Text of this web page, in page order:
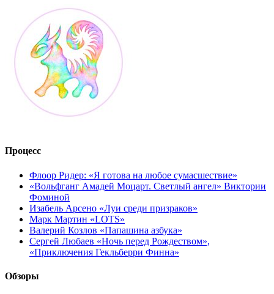
Процесс
Флоор Ридер: «Я готова на любое сумасшествие»
«Вольфганг Амадей Моцарт. Светлый ангел» Виктории
Фоминой
Изабель Арсено «Луи среди призраков»
Марк Мартин «LOTS»
Валерий Козлов «Папашина азбука»
Сергей Любаев «Ночь перед Рождеством»,
«Приключения Гекльберри Финна»
Обзоры